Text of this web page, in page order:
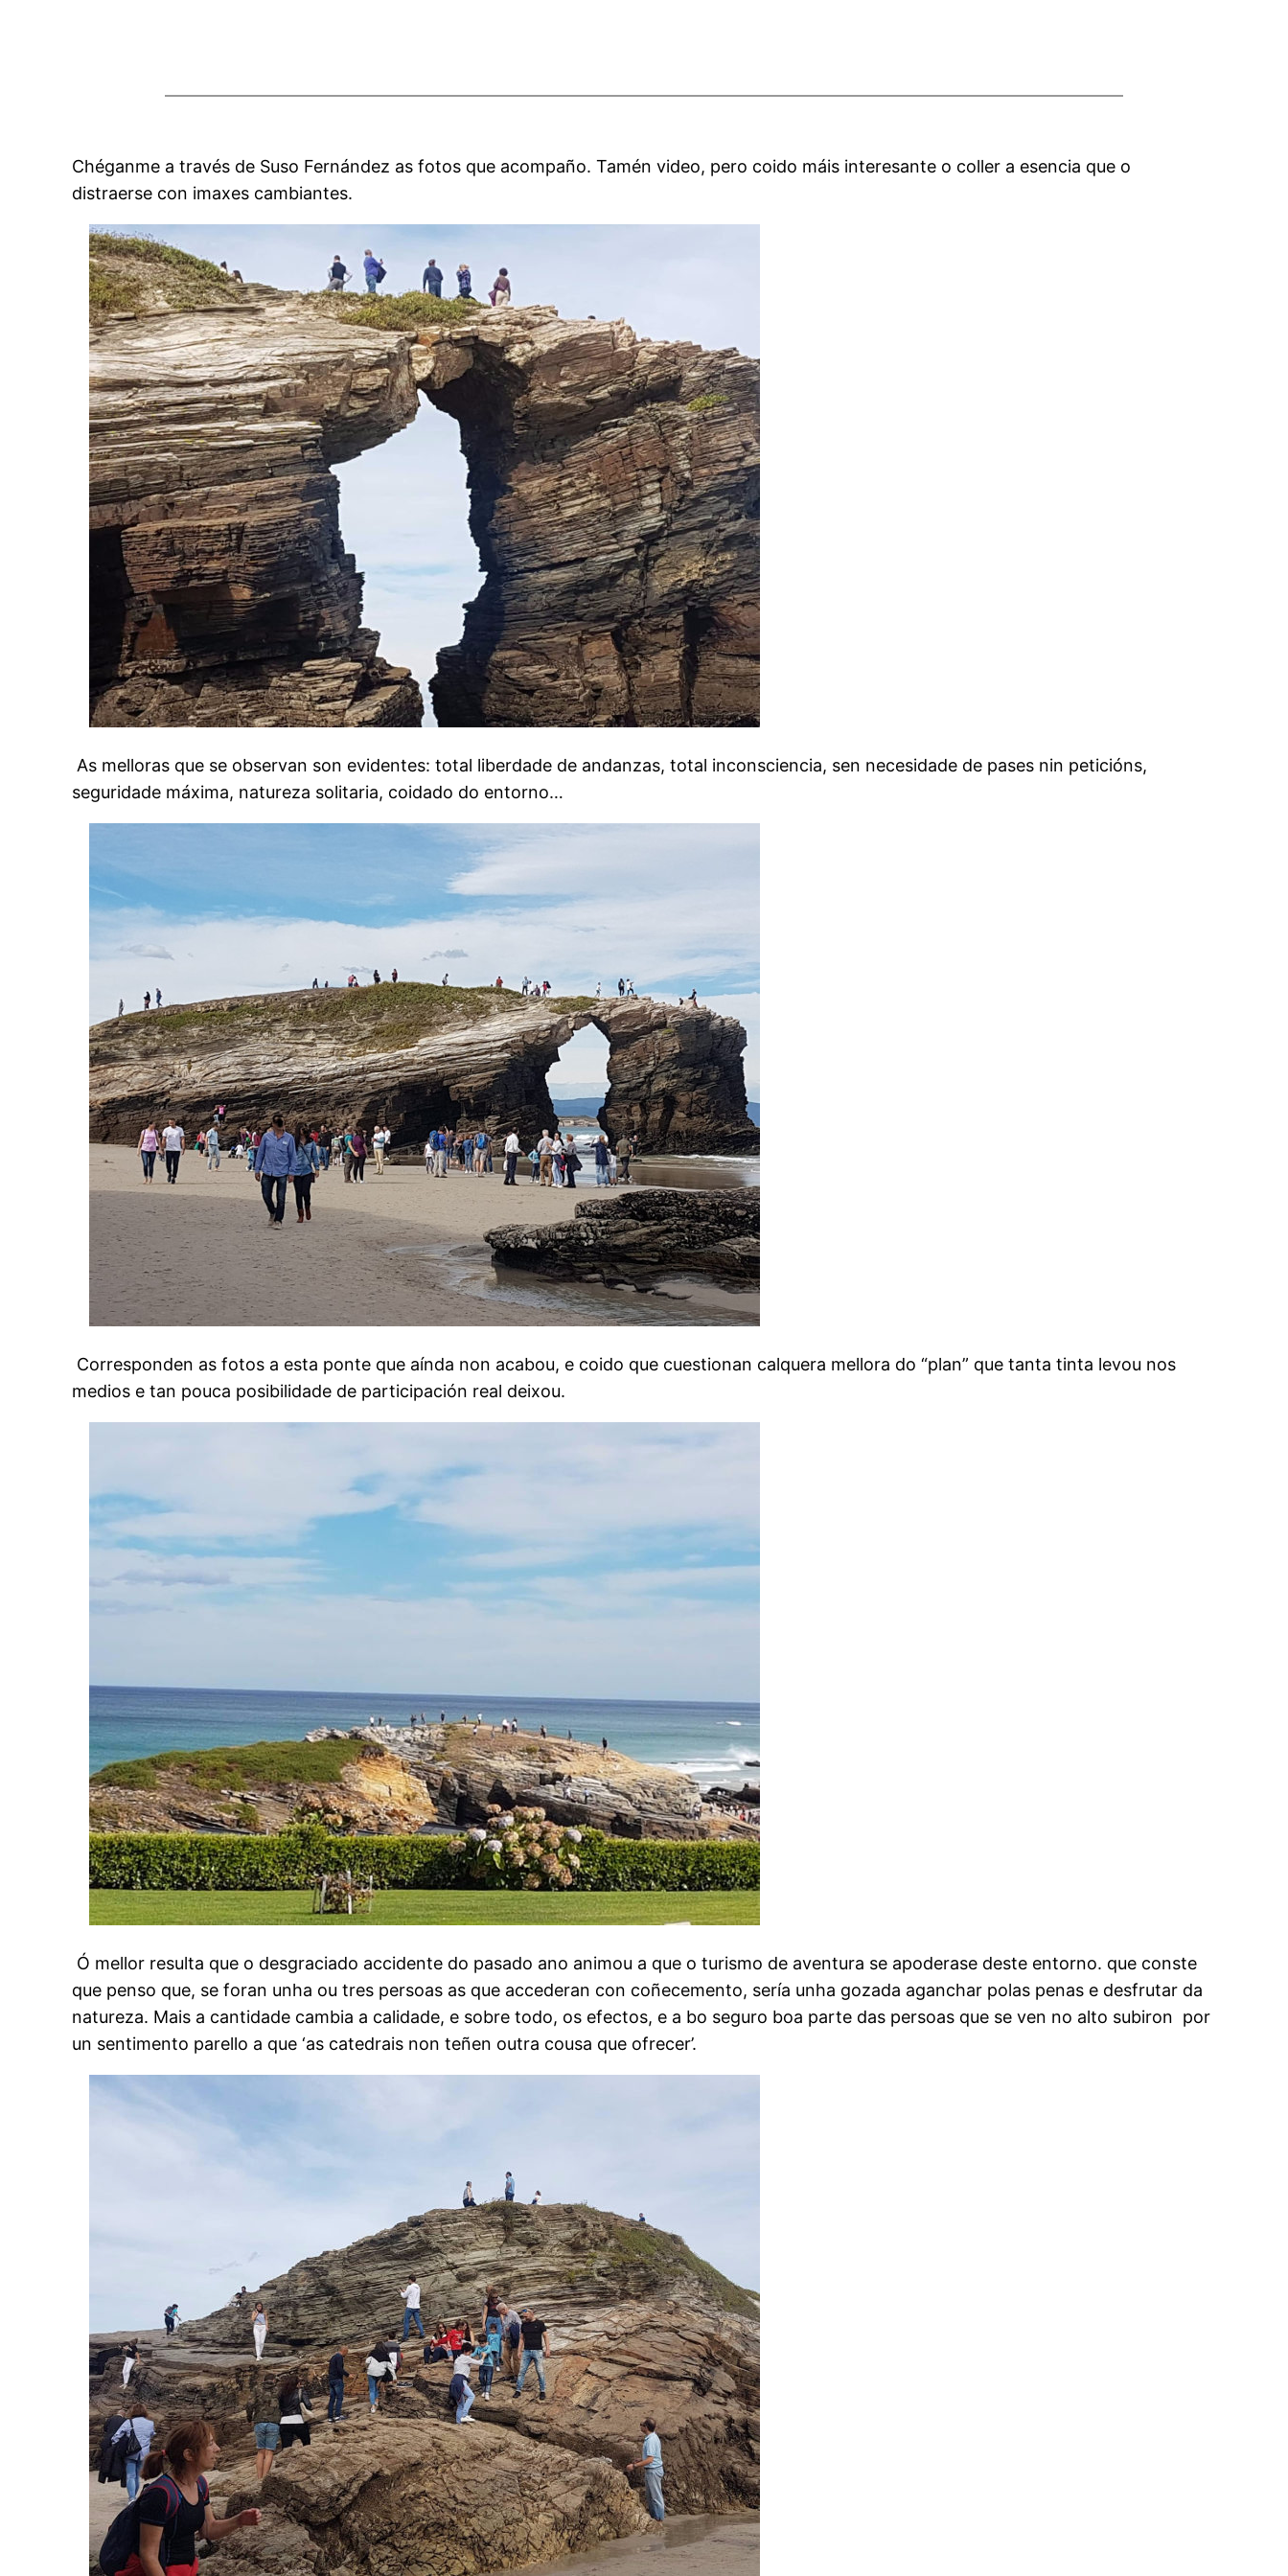
Chéganme a través de Suso Fernández as fotos que acompaño. Tamén video, pero coido máis interesante o coller a esencia que o
distraerse con imaxes cambiantes.
As melloras que se observan son evidentes: total liberdade de andanzas, total inconsciencia, sen necesidade de pases nin peticións,
seguridade máxima, natureza solitaria, coidado do entorno…
Corresponden as fotos a esta ponte que aínda non acabou, e coido que cuestionan calquera mellora do “plan” que tanta tinta levou nos
medios e tan pouca posibilidade de participación real deixou.
Ó mellor resulta que o desgraciado accidente do pasado ano animou a que o turismo de aventura se apoderase deste entorno. que conste
que penso que, se foran unha ou tres persoas as que accederan con coñecemento, sería unha gozada aganchar polas penas e desfrutar da
natureza. Mais a cantidade cambia a calidade, e sobre todo, os efectos, e a bo seguro boa parte das persoas que se ven no alto subiron por
un sentimento parello a que ‘as catedrais non teñen outra cousa que ofrecer’.